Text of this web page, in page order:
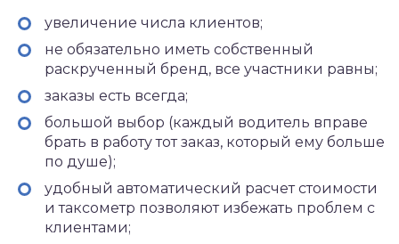
увеличение числа клиентов;
не обязательно иметь собственный
раскрученный бренд, все участники равны;
заказы есть всегда;
большой выбор (каждый водитель вправе
брать в работу тот заказ, который ему больше
по душе);
удобный автоматический расчет стоимости
и таксометр позволяют избежать проблем с
клиентами;